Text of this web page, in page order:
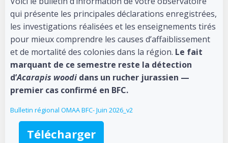
qui présente les principales déclarations enregistrées,
les investigations réalisées et les enseignements tirés
pour mieux comprendre les causes d’affaiblissement
et de mortalité des colonies dans la région. Le fait
marquant de ce semestre reste la détection
d’Acarapis woodi dans un rucher jurassien —
premier cas confirmé en BFC.
Bulletin régional OMAA BFC- Juin 2026_v2
Télécharger